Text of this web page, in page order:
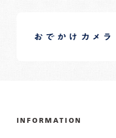
日常の様子など随時更新中です。
INFORMATION